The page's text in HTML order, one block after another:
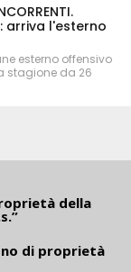
arriva l'esterno
esterno offensivo
stagione da 26
della
di proprietà